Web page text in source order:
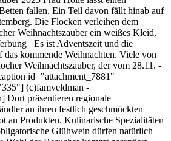
fallen. Ein Teil davon fällt hinab auf
Die Flocken verleihen dem
Weihnachtszauber ein weißes Kleid,
Es ist Adventszeit und die
das kommende Weihnachten. Viele von
Weihnachtszauber, der vom 28.11. -
id="attachment_7881"
(c)famveldman -
Dort präsentieren regionale
an ihren festlich geschmückten
an Produkten. Kulinarische Spezialitäten
Glühwein dürfen natürlich